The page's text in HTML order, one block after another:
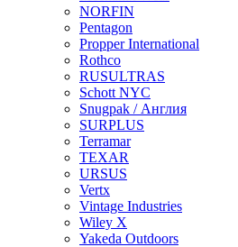
NORFIN
Pentagon
Propper International
Rothco
RUSULTRAS
Schott NYC
Snugpak / Англия
SURPLUS
Terramar
TEXAR
URSUS
Vertx
Vintage Industries
Wiley X
Yakeda Outdoors